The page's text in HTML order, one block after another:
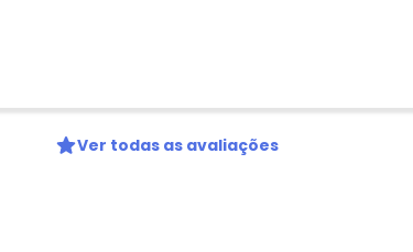
Ver todas as avaliações